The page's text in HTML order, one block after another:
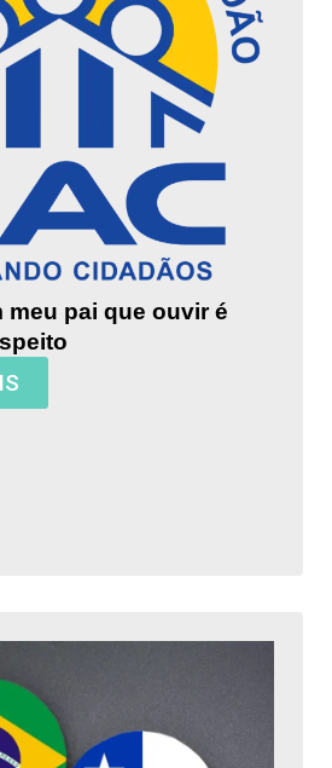
meu pai que ouvir é